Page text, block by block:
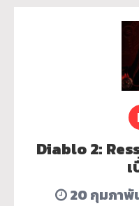
Diablo 2:
20 กุมภาพั